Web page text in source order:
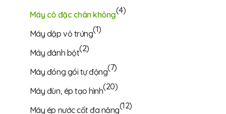
Máy cô đặc chân không(4)
Máy dập vỏ trứng(1)
Máy đánh bột(2)
Máy đóng gói tự động(7)
Máy đùn, ép tạo hình(20)
Máy ép nước cốt đa năng(12)